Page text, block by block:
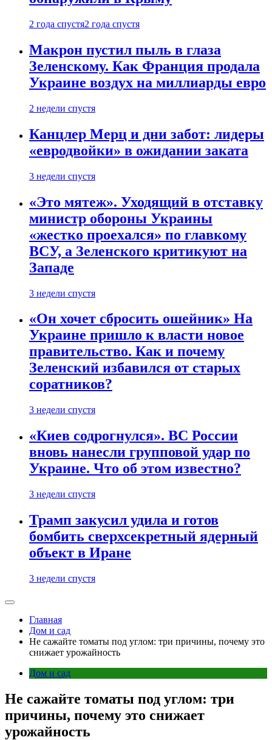
2 года спустя2 года спустя
Макрон пустил пыль в глаза
Зеленскому. Как Франция продала
Украине воздух на миллиарды евро
2 недели спустя
Канцлер Мерц и дни забот: лидеры
«евродвойки» в ожидании заката
3 недели спустя
«Это мятеж». Уходящий в отставку
министр обороны Украины
«жестко проехался» по главкому
ВСУ, а Зеленского критикуют на
Западе
3 недели спустя
«Он хочет сбросить ошейник» На
Украине пришло к власти новое
правительство. Как и почему
Зеленский избавился от старых
соратников?
3 недели спустя
«Киев содрогнулся». ВС России
вновь нанесли групповой удар по
Украине. Что об этом известно?
3 недели спустя
Трамп закусил удила и готов
бомбить сверхсекретный ядерный
объект в Иране
3 недели спустя
Главная
Дом и сад
Не сажайте томаты под углом: три причины, почему это
снижает урожайность
Дом и сад
Не сажайте томаты под углом: три
причины, почему это снижает
урожайность